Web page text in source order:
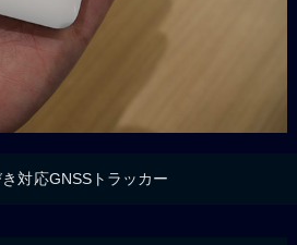
対応GNSSトラッカー